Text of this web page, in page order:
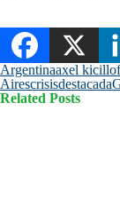
Argentinaaxel kicillof
Airescrisisdestacada
Related Posts